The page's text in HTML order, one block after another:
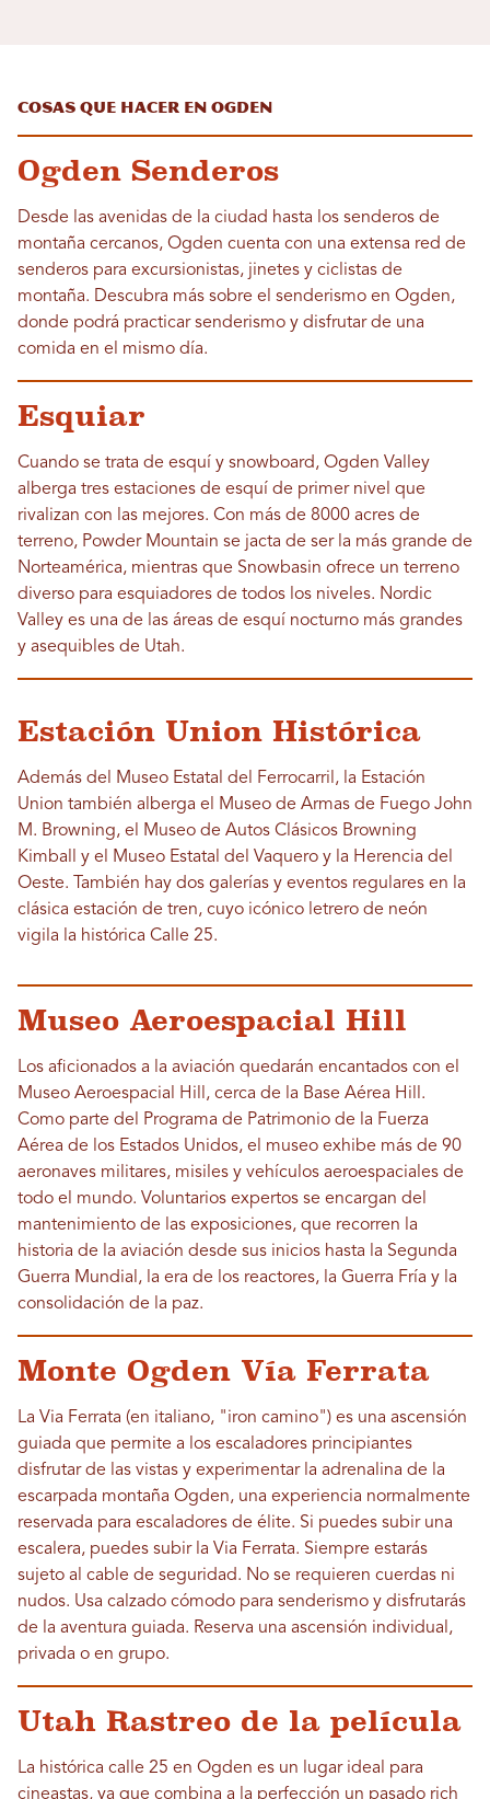
Cosas que hacer en Ogden
Ogden Senderos
Desde las avenidas de la ciudad hasta los senderos de
montaña cercanos, Ogden cuenta con una extensa red de
senderos para excursionistas, jinetes y ciclistas de
montaña. Descubra más sobre el senderismo en Ogden,
donde podrá practicar senderismo y disfrutar de una
comida en el mismo día.
Esquiar
Cuando se trata de esquí y snowboard, Ogden Valley
alberga tres estaciones de esquí de primer nivel que
rivalizan con las mejores. Con más de 8000 acres de
terreno, Powder Mountain se jacta de ser la más grande de
Norteamérica, mientras que Snowbasin ofrece un terreno
diverso para esquiadores de todos los niveles. Nordic
Valley es una de las áreas de esquí nocturno más grandes
y asequibles de Utah.
Estación Union Histórica
Además del Museo Estatal del Ferrocarril, la Estación
Union también alberga el Museo de Armas de Fuego John
M. Browning, el Museo de Autos Clásicos Browning
Kimball y el Museo Estatal del Vaquero y la Herencia del
Oeste. También hay dos galerías y eventos regulares en la
clásica estación de tren, cuyo icónico letrero de neón
vigila la histórica Calle 25.
Museo Aeroespacial Hill
Los aficionados a la aviación quedarán encantados con el
Museo Aeroespacial Hill, cerca de la Base Aérea Hill.
Como parte del Programa de Patrimonio de la Fuerza
Aérea de los Estados Unidos, el museo exhibe más de 90
aeronaves militares, misiles y vehículos aeroespaciales de
todo el mundo. Voluntarios expertos se encargan del
mantenimiento de las exposiciones, que recorren la
historia de la aviación desde sus inicios hasta la Segunda
Guerra Mundial, la era de los reactores, la Guerra Fría y la
consolidación de la paz.
Monte Ogden Vía Ferrata
La Via Ferrata (en italiano, "iron camino") es una ascensión
guiada que permite a los escaladores principiantes
disfrutar de las vistas y experimentar la adrenalina de la
escarpada montaña Ogden, una experiencia normalmente
reservada para escaladores de élite. Si puedes subir una
escalera, puedes subir la Via Ferrata. Siempre estarás
sujeto al cable de seguridad. No se requieren cuerdas ni
nudos. Usa calzado cómodo para senderismo y disfrutarás
de la aventura guiada. Reserva una ascensión individual,
privada o en grupo.
Utah Rastreo de la película
La histórica calle 25 en Ogden es un lugar ideal para
cineastas, ya que combina a la perfección un pasado rich